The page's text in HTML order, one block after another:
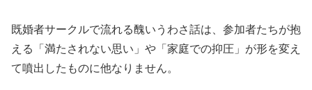
既婚者サークルで流れる醜いうわさ話は、参加者たちが抱
える「満たされない思い」や「家庭での抑圧」が形を変え
て噴出したものに他なりません。